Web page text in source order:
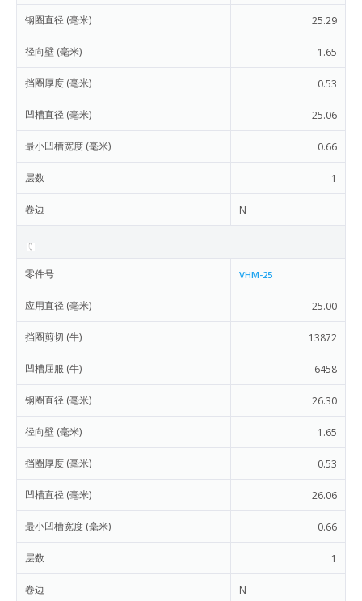
钢圈直径 (毫米) 25.29
径向壁 (毫米) 1.65
挡圈厚度 (毫米) 0.53
凹槽直径 (毫米) 25.06
最小凹槽宽度 (毫米) 0.66
层数 1
卷边 N
零件号 VHM-25
应用直径 (毫米) 25.00
挡圈剪切 (牛) 13872
凹槽屈服 (牛) 6458
钢圈直径 (毫米) 26.30
径向壁 (毫米) 1.65
挡圈厚度 (毫米) 0.53
凹槽直径 (毫米) 26.06
最小凹槽宽度 (毫米) 0.66
层数 1
卷边 N